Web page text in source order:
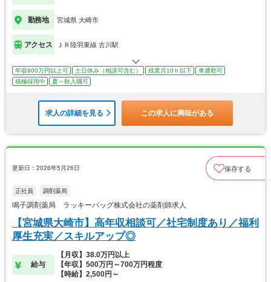
勤務地 宮城県 大崎市
アクセス ＪＲ陸羽東線 古川駅
年収600万円以上可 土日休み（相談可含む） 残業月10ｈ以下
車通勤可
積極採用中
夏～秋入職可
求人の詳細を見る この求人に興味がある
更新日：2026年5月26日 保存する
正社員 調剤薬局
鳴子調剤薬局 ラッキーバッグ株式会社の薬剤師求人
【宮城県大崎市】高年収相談可／社宅制度あり／福利
厚生充実／スキルアップ◎
給与
【月収】38.0万円以上
【年収】500万円～700万円程度
【時給】2,500円～